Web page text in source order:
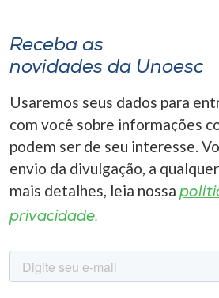
Receba as
novidades da Unoesc
Usaremos seus dados para
com você sobre informações
podem ser de seu interesse.
envio da divulgação, a
mais detalhes, leia nossa
privacidade.